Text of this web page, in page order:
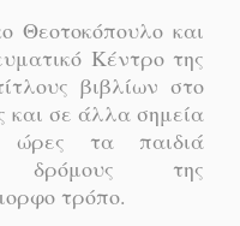
Θεοτοκόπουλο και
Κέντρο της
βιβλίων στο
και σε άλλα σημεία
ώρες τα παιδιά
δρόμους της
τρόπο.